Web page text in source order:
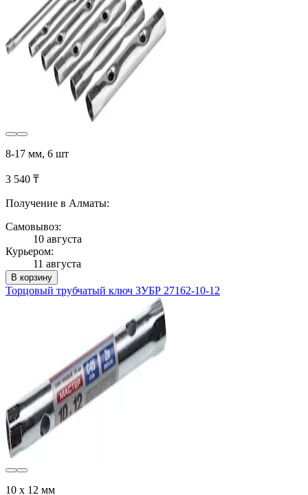
8-17 мм, 6 шт
3 540 ₸
Получение в Алматы:
Самовывоз:
10 августа
Курьером:
11 августа
В корзину
Торцовый трубчатый ключ ЗУБР 27162-10-12
10 х 12 мм